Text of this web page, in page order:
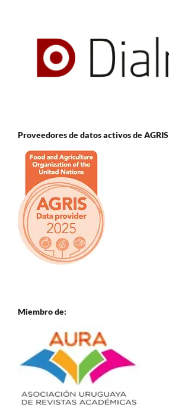
Proveedores de datos activos de
Miembro de: